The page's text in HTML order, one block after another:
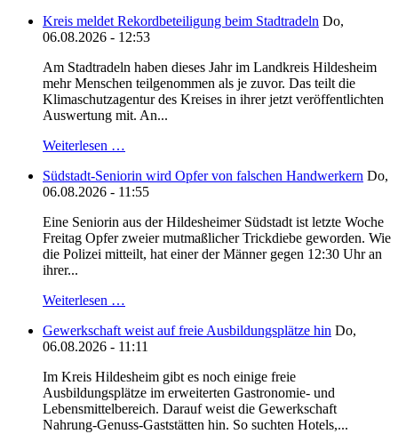
Kreis meldet Rekordbeteiligung beim Stadtradeln Do,
06.08.2026 - 12:53
Am Stadtradeln haben dieses Jahr im Landkreis Hildesheim
mehr Menschen teilgenommen als je zuvor. Das teilt die
Klimaschutzagentur des Kreises in ihrer jetzt veröffentlichten
Auswertung mit. An...
Weiterlesen …
Südstadt-Seniorin wird Opfer von falschen Handwerkern Do,
06.08.2026 - 11:55
Eine Seniorin aus der Hildesheimer Südstadt ist letzte Woche
Freitag Opfer zweier mutmaßlicher Trickdiebe geworden. Wie
die Polizei mitteilt, hat einer der Männer gegen 12:30 Uhr an
ihrer...
Weiterlesen …
Gewerkschaft weist auf freie Ausbildungsplätze hin Do,
06.08.2026 - 11:11
Im Kreis Hildesheim gibt es noch einige freie
Ausbildungsplätze im erweiterten Gastronomie- und
Lebensmittelbereich. Darauf weist die Gewerkschaft
Nahrung-Genuss-Gaststätten hin. So suchten Hotels,...